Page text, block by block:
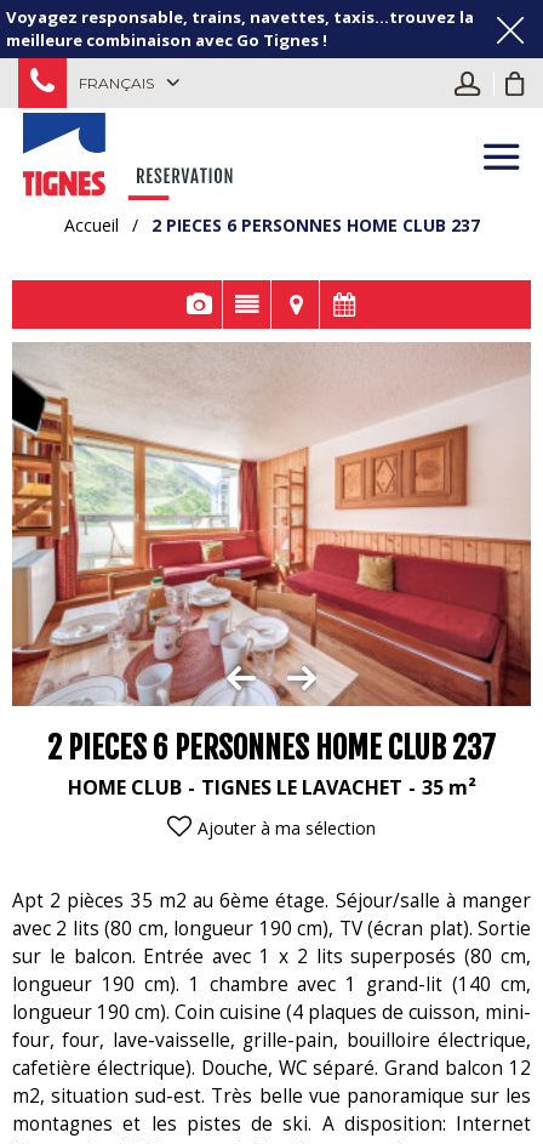
Voyagez responsable, trains, navettes, taxis...trouvez la
meilleure combinaison avec Go Tignes !
FRANÇAIS
Accueil / 2 PIECES 6 PERSONNES HOME CLUB 237
2 PIECES 6 PERSONNES HOME CLUB 237
HOME CLUB TIGNES LE LAVACHET 35 m²
Ajouter à ma sélection
Apt 2 pièces 35 m2 au 6ème étage. Séjour/salle à manger
avec 2 lits (80 cm, longueur 190 cm), TV (écran plat). Sortie
sur le balcon. Entrée avec 1 x 2 lits superposés (80 cm,
longueur 190 cm). 1 chambre avec 1 grand-lit (140 cm,
longueur 190 cm). Coin cuisine (4 plaques de cuisson, mini-
four, four, lave-vaisselle, grille-pain, bouilloire électrique,
cafetière électrique). Douche, WC séparé. Grand balcon 12
m2, situation sud-est. Très belle vue panoramique sur les
montagnes et les pistes de ski. A disposition: Internet